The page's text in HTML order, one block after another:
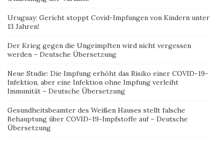
Uruguay: Gericht stoppt Covid-Impfungen von Kindern unter
13 Jahren!
Der Krieg gegen die Ungeimpften wird nicht vergessen
werden – Deutsche Übersetzung
Neue Studie: Die Impfung erhöht das Risiko einer COVID-19-
Infektion, aber eine Infektion ohne Impfung verleiht
Immunität – Deutsche Übersetzung
Gesundheitsbeamter des Weißen Hauses stellt falsche
Behauptung über COVID-19-Impfstoffe auf – Deutsche
Übersetzung